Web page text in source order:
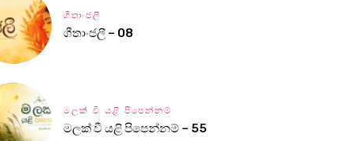
ගීතාංජලී
ගීතාංජලී – 08
මලක් වී යළි පිපෙන්නම්
මලක් වී යළි පිපෙන්නම් – 55